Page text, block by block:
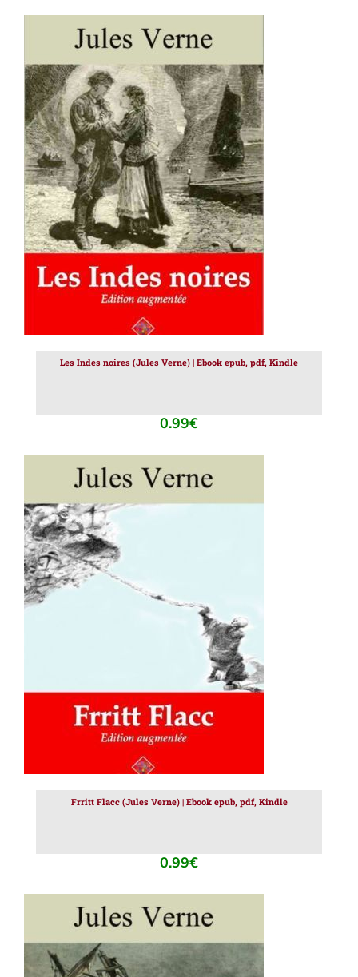
AJOUTER AU PANIER / DÉTAILS
Les Indes noires (Jules Verne) | Ebook epub, pdf, Kindle
0.99€
DÉTAILS
Frritt Flacc (Jules Verne) | Ebook epub, pdf, Kindle
0.99€